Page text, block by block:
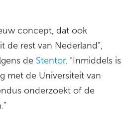
concept, dat ook
de rest van Nederland”,
de Stentor. “Inmiddels is
met de Universiteit van
onderzoekt of de